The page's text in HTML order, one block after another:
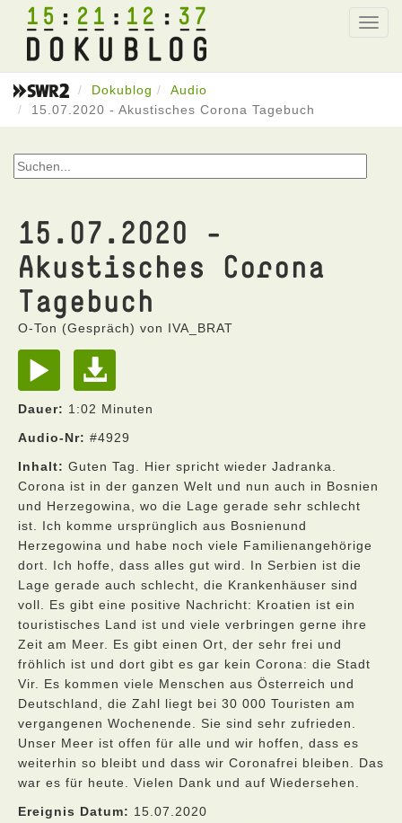
15 21 12 37
Dokublog
Audio
15.07.2020 - Akustisches Corona Tagebuch
15.07.2020 -
Akustisches Corona
Tagebuch
O-Ton (Gespräch) von IVA_BRAT
Dauer: 1:02 Minuten
Audio-Nr: #4929
Inhalt: Guten Tag. Hier spricht wieder Jadranka.
Corona ist in der ganzen Welt und nun auch in Bosnien
und Herzegowina, wo die Lage gerade sehr schlecht
ist. Ich komme ursprünglich aus Bosnienund
Herzegowina und habe noch viele Familienangehörige
dort. Ich hoffe, dass alles gut wird. In Serbien ist die
Lage gerade auch schlecht, die Krankenhäuser sind
voll. Es gibt eine positive Nachricht: Kroatien ist ein
touristisches Land ist und viele verbringen gerne ihre
Zeit am Meer. Es gibt einen Ort, der sehr frei und
fröhlich ist und dort gibt es gar kein Corona: die Stadt
Vir. Es kommen viele Menschen aus Österreich und
Deutschland, die Zahl liegt bei 30 000 Touristen am
vergangenen Wochenende. Sie sind sehr zufrieden.
Unser Meer ist offen für alle und wir hoffen, dass es
weiterhin so bleibt und dass wir Coronafrei bleiben. Das
war es für heute. Vielen Dank und auf Wiedersehen.
Ereignis Datum: 15.07.2020